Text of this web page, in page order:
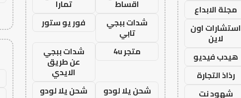
مجلة الابداع
استشارات اون
لاين
هيدب فيديو
رذاذ التجارة
شهود نت
اقساط
تمارا
شدات ببجي
تابي
فور يو ستور
متجر 4u
شدات ببجي
عن طريق
الايدي
شحن يلا لودو
شحن يلا لودو